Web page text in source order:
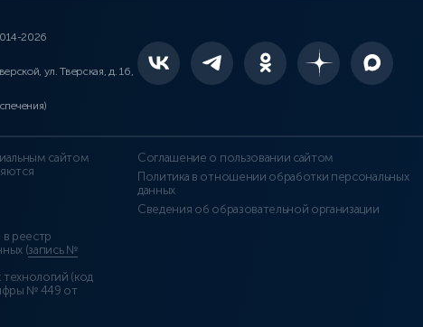
2026
ул. Тверская, д. 16,
сайтом
реестр
(запись №
(код
№ 449 от
Соглашение о пользовании сайтом
Политика в отношении обработки персональных
данных
Сведения об образовательной организации